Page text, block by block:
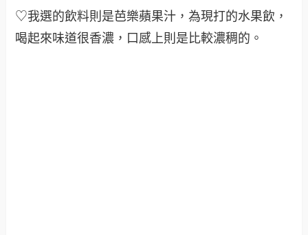
♡我選的飲料則是芭樂蘋果汁，為現打的水果飲，
喝起來味道很香濃，口感上則是比較濃稠的 。